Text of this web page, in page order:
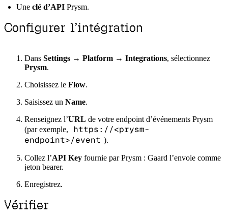
Une clé d’API Prysm.
Configurer l’intégration
Dans Settings → Platform → Integrations, sélectionnez
Prysm.
Choisissez le Flow.
Saisissez un Name.
Renseignez l’URL de votre endpoint d’événements Prysm
(par exemple,
https://<prysm-
endpoint>/event ).
Collez l’API Key fournie par Prysm : Gaard l’envoie comme
jeton bearer.
Enregistrez.
Vérifier